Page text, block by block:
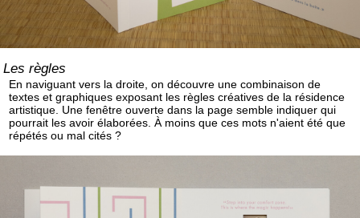
Les règles
En naviguant vers la droite, on découvre une combinaison de
textes et graphiques exposant les règles créatives de la résidence
artistique. Une fenêtre ouverte dans la page semble indiquer qui
pourrait les avoir élaborées. À moins que ces mots n'aient été que
répétés ou mal cités ?